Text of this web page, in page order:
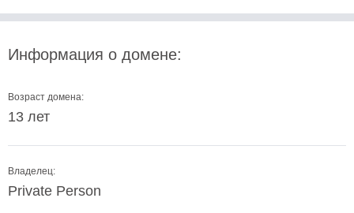
Информация о домене:
Возраст домена:
13 лет
Владелец:
Private Person